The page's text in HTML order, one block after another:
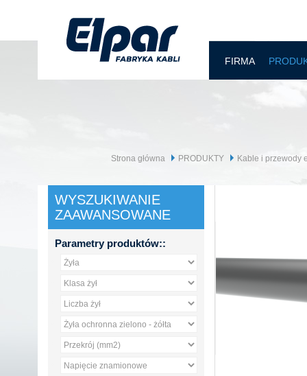
FIRMA
Strona główna PRODUKTY Kable i przewody
WYSZUKIWANIE
ZAAWANSOWANE
Parametry produktów::